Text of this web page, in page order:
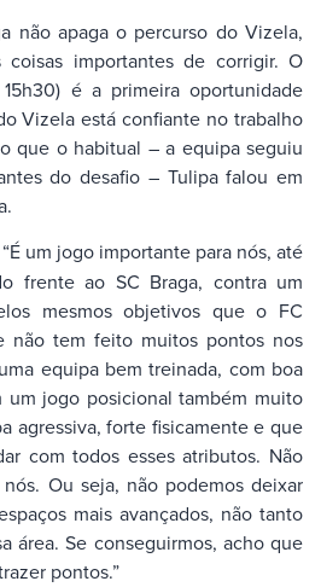
não apaga o percurso do Vizela,
coisas importantes de corrigir. O
15h30) é a primeira oportunidade
Vizela está confiante no trabalho
que o habitual – a equipa seguiu
do desafio – Tulipa falou em
“É um jogo importante para nós, até
frente ao SC Braga, contra um
mesmos objetivos que o FC
não tem feito muitos pontos nos
equipa bem treinada, com boa
jogo posicional também muito
agressiva, forte fisicamente e que
com todos esses atributos. Não
Ou seja, não podemos deixar
mais avançados, não tanto
área. Se conseguirmos, acho que
pontos.”